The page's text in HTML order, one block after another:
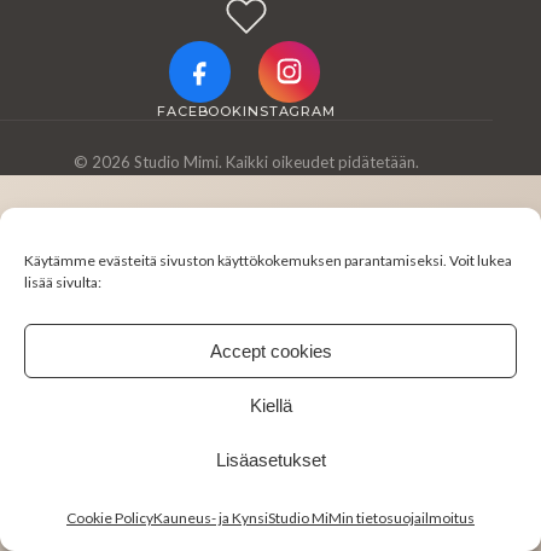
Käytämme evästeitä sivuston käyttökokemuksen parantamiseksi. Voit lukea
lisää sivulta:
Accept cookies
Kiellä
Lisäasetukset
Cookie PolicyKauneus- ja KynsiStudio MiMin tietosuojailmoitus
FACEBOOKINSTAGRAM
© 2026 Studio Mimi. Kaikki oikeudet pidätetään.